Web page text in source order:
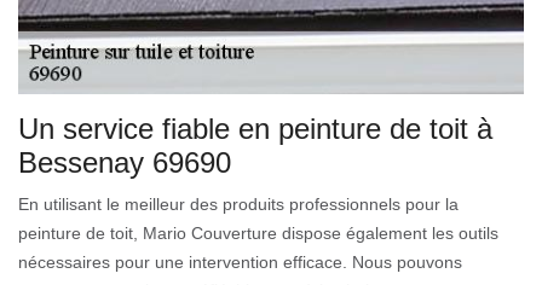
Un service fiable en peinture de toit à
Bessenay 69690
En utilisant le meilleur des produits professionnels pour la
peinture de toit, Mario Couverture dispose également les outils
nécessaires pour une intervention efficace. Nous pouvons